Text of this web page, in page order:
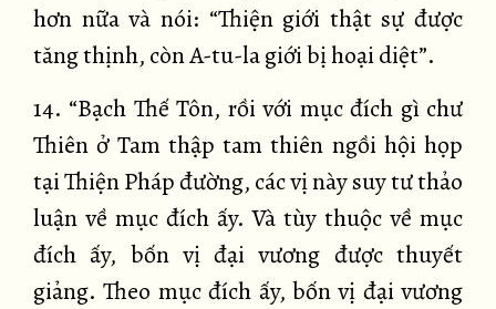
hơn nữa và nói: “Thiện giới thật sự được
tăng thịnh, còn A-tu-la giới bị hoại diệt”.
14. “Bạch Thế Tôn, rồi với mục đích gì chư
Thiên ở Tam thập tam thiên ngồi hội họp
tại Thiện Pháp đường, các vị này suy tư thảo
luận về mục đích ấy. Và tùy thuộc về mục
đích ấy, bốn vị đại vương được thuyết
giảng. Theo mục đích ấy, bốn vị đại vương